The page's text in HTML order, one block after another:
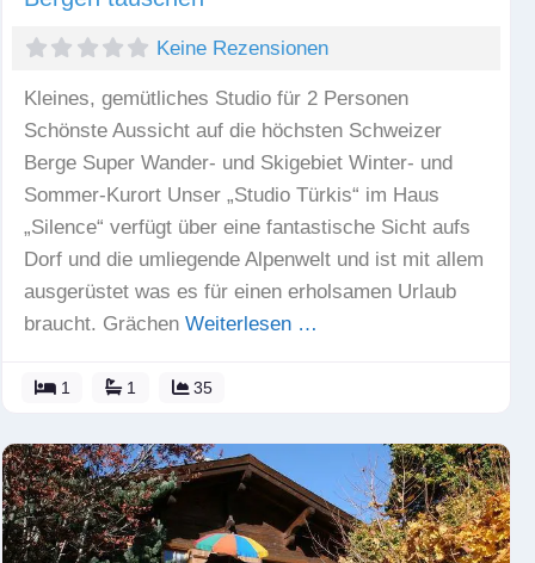
Keine Rezensionen
Kleines, gemütliches Studio für 2 Personen
Schönste Aussicht auf die höchsten Schweizer
Berge Super Wander- und Skigebiet Winter- und
Sommer-Kurort Unser „Studio Türkis“ im Haus
„Silence“ verfügt über eine fantastische Sicht aufs
Dorf und die umliegende Alpenwelt und ist mit allem
ausgerüstet was es für einen erholsamen Urlaub
braucht. Grächen Weiterlesen …
1 1 35